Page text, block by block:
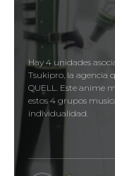
Hay 4 unidades
Tsukipro, la agencia
QUELL. Este anime
estos 4 grupos
individualidad.